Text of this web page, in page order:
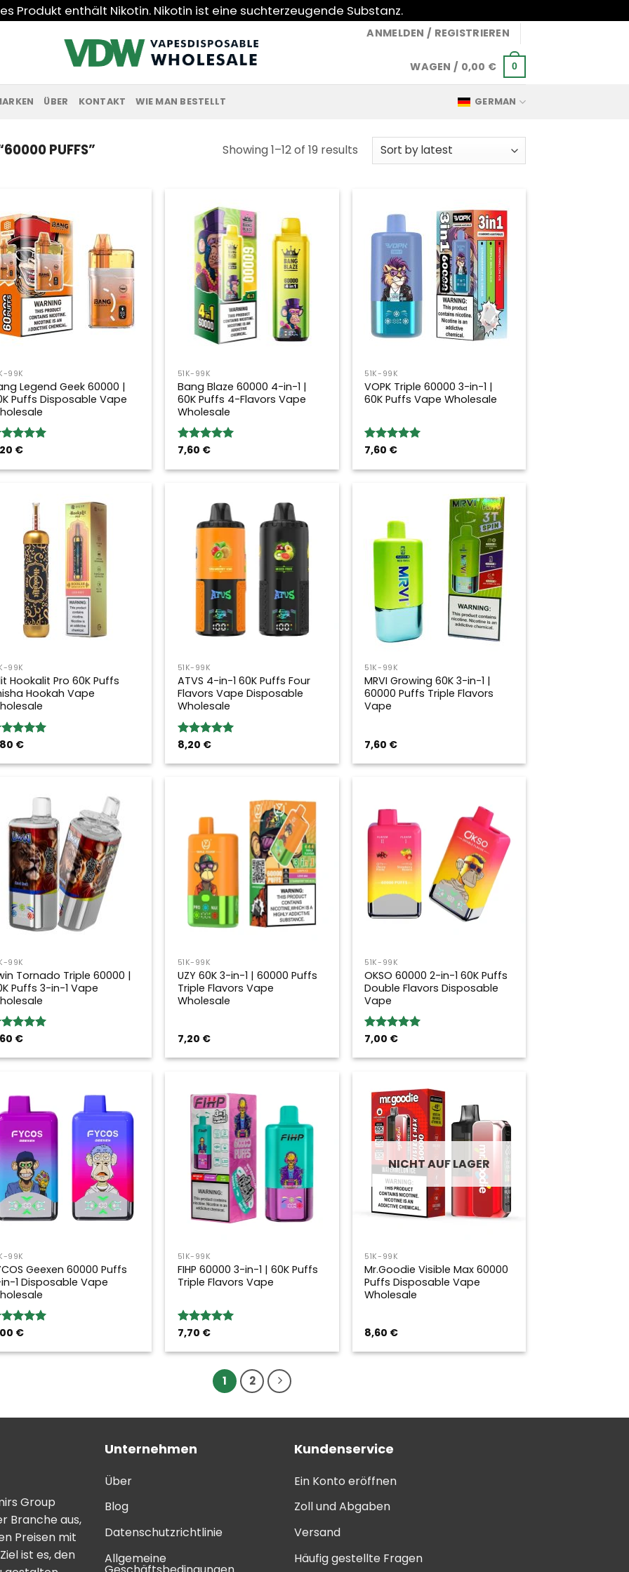
Produkt enthält Nikotin. Nikotin ist eine suchterzeugende Substanz.
ANMELDEN / REGISTRIEREN
WAGEN / 0,00 € 0
ÜBER KONTAKT WIE MAN BESTELLT GERMAN
PUFFS” Showing 1–12 of 19 resultsSorted
99K
Legend Geek 60000 |
Puffs Disposable Vape
€
51K-99K
Bang Blaze 60000 4-in-1 |
60K Puffs 4-Flavors Vape
Wholesale
Bewertung:
7,60 €
51K-99K
VOPK Triple 60000 3-in-1 |
60K Puffs Vape Wholesale
Bewertung:
7,60 €
99K
Hookalit Pro 60K Puffs
Hookah Vape
€
51K-99K
ATVS 4-in-1 60K Puffs Four
Flavors Vape Disposable
Wholesale
Bewertung:
8,20 €
51K-99K
MRVI Growing 60K 3-in-1 |
60000 Puffs Triple Flavors
Vape
7,60 €
99K
Tornado Triple 60000 |
Puffs 3-in-1 Vape
€
51K-99K
UZY 60K 3-in-1 | 60000 Puffs
Triple Flavors Vape
Wholesale
7,20 €
51K-99K
OKSO 60000 2-in-1 60K Puffs
Double Flavors Disposable
Vape
Bewertung:
7,00 €
99K
Geexen 60000 Puffs
1 Disposable Vape
€
51K-99K
FIHP 60000 3-in-1 | 60K Puffs
Triple Flavors Vape
Bewertung:
7,70 €
NICHT AUF LAGER
51K-99K
Mr.Goodie Visible Max 60000
Puffs Disposable Vape
Wholesale
8,60 €
1 2
Group
Branche aus,
Preisen mit
ist es, den
Unternehmen
Über
Blog
Datenschutzrichtlinie
Allgemeine
Kundenservice
Ein Konto eröffnen
Zoll und Abgaben
Versand
Häufig gestellte Fragen